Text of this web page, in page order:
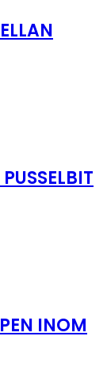
INOM